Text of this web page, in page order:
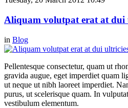
Aliquam volutpat erat at dui
in Blog
Pellentesque consectetur, quam ut
gravida augue, eget imperdiet quam
ut neque ut nibh laoreet imperdiet.
purus, ut scelerisque quam. In
vestibulum elementum.